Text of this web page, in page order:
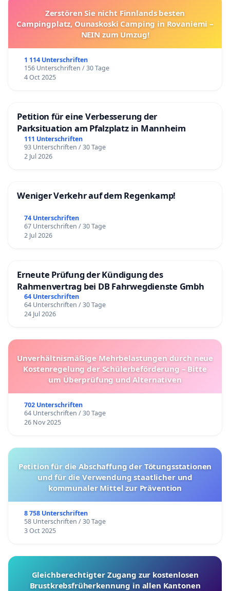
Zerstören Sie nicht Finnlands besten
Campingplatz, Ounaskoski Camping in Rovaniemi –
NEIN zum Umzug!
1 114 Unterschriften
156 Unterschriften / 30 Tage
4 Oct 2025
Petition für eine Verbesserung der
Parksituation am Pfalzplatz in Mannheim
111 Unterschriften
93 Unterschriften / 30 Tage
2 Jul 2026
Weniger Verkehr auf dem Regenkamp!
74 Unterschriften
67 Unterschriften / 30 Tage
2 Jul 2026
Erneute Prüfung der Kündigung des
Rahmenvertrag bei DB Fahrwegdienste Gmbh
64 Unterschriften
64 Unterschriften / 30 Tage
24 Jul 2026
Unverhältnismäßige Mehrbelastungen durch neue
Kostenregelung der Schülerbeförderung – Bitte
um Überprüfung und Alternativen
702 Unterschriften
64 Unterschriften / 30 Tage
26 Nov 2025
Petition für die Abschaffung der Tötungsstationen
und für die Verwendung staatlicher und
kommunaler Mittel zur Prävention
8 758 Unterschriften
58 Unterschriften / 30 Tage
3 Oct 2025
Gleichberechtigter Zugang zur kostenlosen
Brustkrebsfrüherkennung in allen Kantonen